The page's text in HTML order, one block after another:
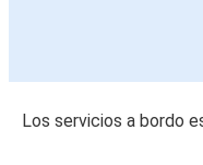
Los servicios a bordo